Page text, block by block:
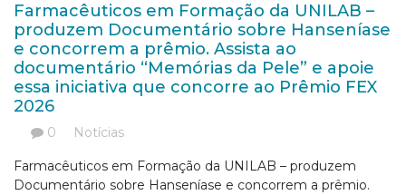
Farmacêuticos em Formação da UNILAB –
produzem Documentário sobre Hanseníase
e concorrem a prêmio. Assista ao
documentário “Memórias da Pele” e apoie
essa iniciativa que concorre ao Prêmio FEX
2026
0 Notícias
Farmacêuticos em Formação da UNILAB – produzem
Documentário sobre Hanseníase e concorrem a prêmio.